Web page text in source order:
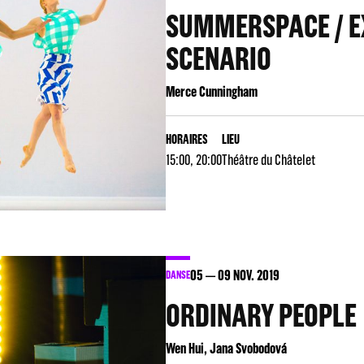
SUMMERSPACE /
SCENARIO
Merce Cunningham
HORAIRES
15:00, 20:00
LIEU
Théâtre du Châtelet
DANSE05 09NOV. 2019
ORDINARY PEOPLE
Wen Hui, Jana Svobodová